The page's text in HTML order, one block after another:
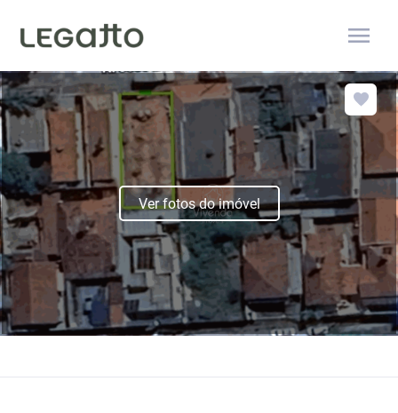
menu
Ver fotos do imóvel